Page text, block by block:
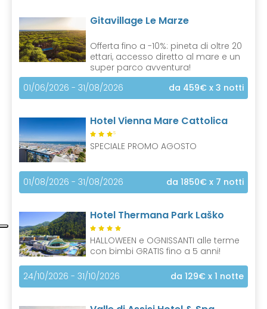
Gitavillage Le Marze
Offerta fino a -10%: pineta di oltre 20
ettari, accesso diretto al mare e un
super parco avventura!
01/06/2026 - 31/08/2026
da 459€ x 3 notti
Hotel Vienna Mare Cattolica
S
SPECIALE PROMO AGOSTO
01/08/2026 - 31/08/2026 da 1850€ x 7 notti
Hotel Thermana Park Laško
HALLOWEEN e OGNISSANTI alle terme
con bimbi GRATIS fino a 5 anni!
24/10/2026 - 31/10/2026 da 129€ x 1 notte